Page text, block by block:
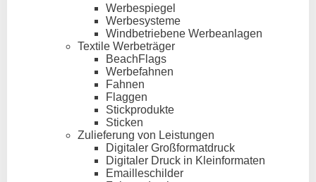
Werbespiegel
Werbesysteme
Windbetriebene Werbeanlagen
Textile Werbeträger
BeachFlags
Werbefahnen
Fahnen
Flaggen
Stickprodukte
Sticken
Zulieferung von Leistungen
Digitaler Großformatdruck
Digitaler Druck in Kleinformaten
Emailleschilder